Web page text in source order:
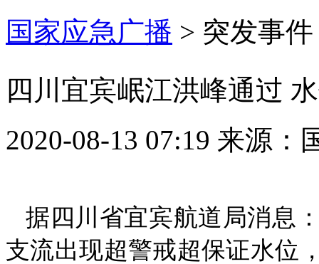
国家应急广播 > 突发事件
四川宜宾岷江洪峰通过
2020-08-13 07:19 来源：
据四川省宜宾航道局消息
支流出现超警戒超保证水位